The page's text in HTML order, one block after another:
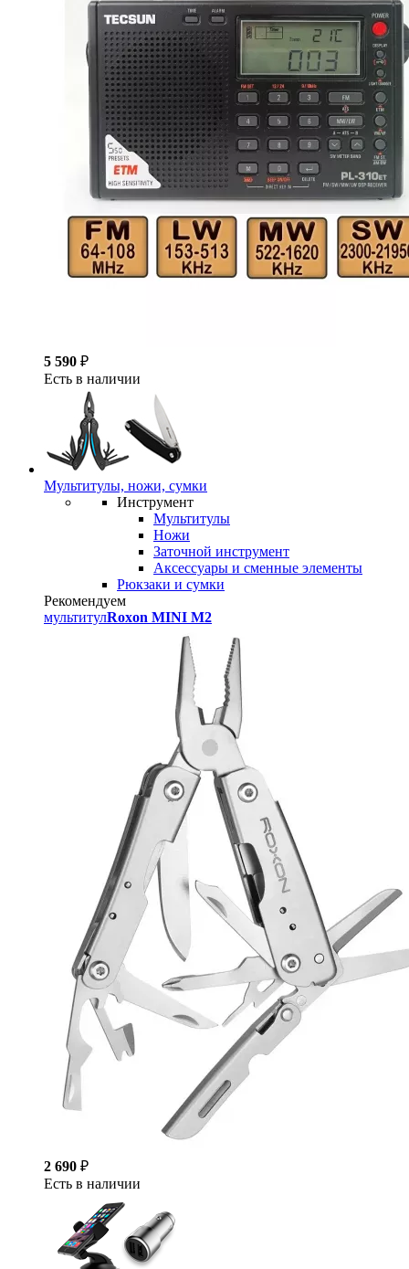
5 590 ₽
Есть в наличии
Мультитулы, ножи, сумки
Инструмент
Мультитулы
Ножи
Заточной инструмент
Аксессуары и сменные элементы
Рюкзаки и сумки
Рекомендуем
мультитулRoxon MINI M2
2 690 ₽
Есть в наличии